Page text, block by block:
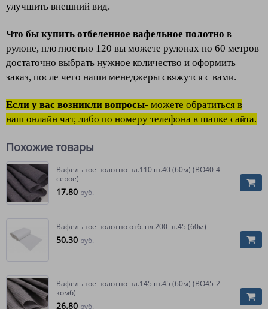
улучшить внешний вид.
Что бы купить отбеленное вафельное полотно в
рулоне, плотностью 120 вы можете рулонах по 60 метров
достаточно выбрать нужное количество и оформить
заказ, после чего наши менеджеры свяжутся с вами.
Если у вас возникли вопросы- можете обратиться в
наш онлайн чат, либо по номеру телефона в шапке сайта.
Похожие товары
Вафельное полотно пл.110 ш.40 (60м) (ВО40-4
серое)
17.80 руб.
Вафельное полотно отб. пл.200 ш.45 (60м)
50.30 руб.
Вафельное полотно пл.145 ш.45 (60м) (ВО45-2
комб)
26.80 руб.